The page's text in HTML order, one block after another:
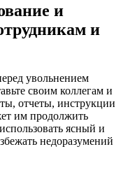
и
и
увольнением
своим коллегам и
отчеты, инструкции
им продолжить
ясный и
недоразумений